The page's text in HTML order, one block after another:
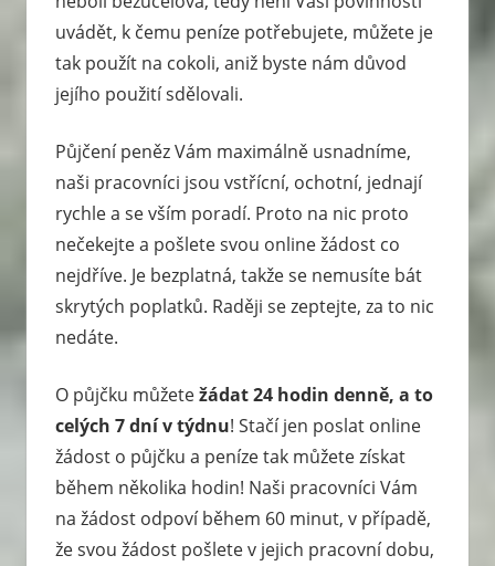
uvádět, k čemu peníze potřebujete, můžete je
tak použít na cokoli, aniž byste nám důvod
jejího použití sdělovali.
Půjčení peněz Vám maximálně usnadníme,
naši pracovníci jsou vstřícní, ochotní, jednají
rychle a se vším poradí. Proto na nic proto
nečekejte a pošlete svou online žádost co
nejdříve. Je bezplatná, takže se nemusíte bát
skrytých poplatků. Raději se zeptejte, za to nic
nedáte.
O půjčku můžetežádat 24 hodin denně, a to
celých 7 dní v týdnu! Stačí jen poslat online
žádost o půjčku a peníze tak můžete získat
během několika hodin! Naši pracovníci Vám
na žádost odpoví během 60 minut, v případě,
že svou žádost pošlete v jejich pracovní dobu,